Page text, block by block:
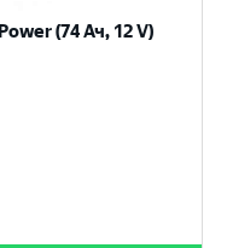
(74 Ач, 12 V)